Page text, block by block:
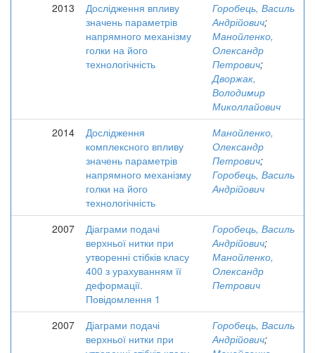
2013
Дослідження впливу
значень параметрів
напрямного механізму
голки на його
технологічність
Горобець, Василь
Андрійович;
Манойленко,
Олександр
Петрович;
Дворжак,
Володимир
Миколлайович
2014
Дослідження
комплексного впливу
значень параметрів
напрямного механізму
голки на його
технологічність
Манойленко,
Олександр
Петрович;
Горобець, Василь
Андрійович
2007
Діаграми подачі
верхньої нитки при
утворенні стібків класу
400 з урахуванням її
деформації.
Повідомлення 1
Горобець, Василь
Андрійович;
Манойленко,
Олександр
Петрович
2007
Діаграми подачі
верхньої нитки при
Горобець, Василь
Андрійович;